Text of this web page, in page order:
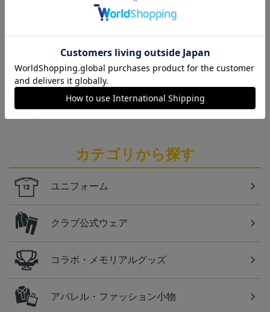
仙台
ベガルタ仙台のスクール生向けのグッズを取り扱い
カテゴリから探す
ユニフォーム
クラブ公式ウェア
コラボ・メモリアルグッズ
アパレル・ファッション小物